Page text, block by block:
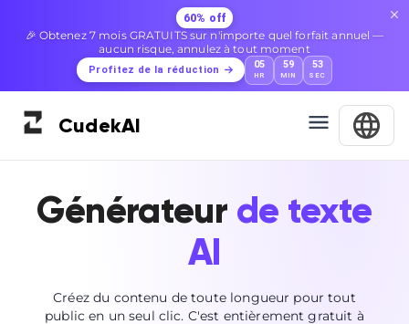
60% off
🎉 Obtenez 7 mois GRATUITS sur n'importe quel forfait annuel —
aucun risque, annulez à tout moment
Profitez de la réduction 05
HR
59
MIN
52
SEC
CudekAI
Générateur de texte
AI
Créez du contenu de toute longueur pour tout
public en un seul clic. C'est entièrement gratuit à